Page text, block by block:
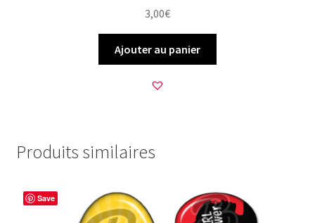
3,00€
Ajouter au panier
Produits similaires
Save